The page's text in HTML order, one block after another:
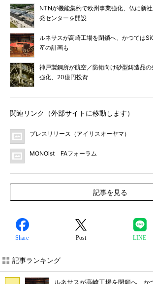
NTNが機能集約で欧州事業強化、仏に新
発センターを開設
ルネサスが高崎工場を閉鎖へ、かつては
産の計画も
神戸製鋼所が航空／防衛向け砂型鋳造品の
強化、20億円投資
関連リンク（外部サイトに移動します）
プレスリリース（アイリスオーヤマ）
MONOist FAフォーラム
記事を見る
Share Post LINE
記事ランキング
ルネサスが高崎工場を閉鎖へ、か